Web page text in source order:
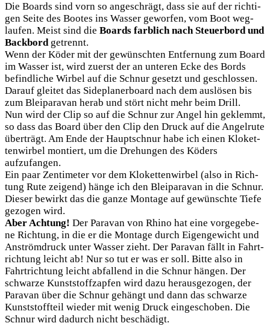
Die Boards sind vorn so ange­schrägt, dass sie auf der rich­ti­
gen Sei­te des Boo­tes ins Was­ser gewor­fen, vom Boot weg­
lau­fen. Meist sind die Boards farb­lich nach Steu­er­bord und
Back­bordgetrennt.
Wenn der Köder mit der gewünsch­ten Ent­fer­nung zum Board
im Was­ser ist, wird zuerst der an unte­ren Ecke des Bords
befind­li­che Wir­bel auf die Schnur gesetzt und geschlos­sen.
Dar­auf glei­tet das Side­pla­ner­board nach dem aus­lö­sen bis
zum Blei­pa­ra­van her­ab und stört nicht mehr beim Drill.
Nun wird der Clip so auf die Schnur zur Angel hin geklemmt,
so dass das Board über den Clip den Druck auf die Angel­ru­te
über­trägt. Am Ende der Haupt­schnur habe ich einen Klo­ket­
ten­wir­bel mon­tiert, um die Dre­hun­gen des Köders
aufzufangen.
Ein paar Zen­ti­me­ter vor dem Klo­ket­ten­wir­bel (also in Rich­
tung Rute zei­gend) hän­ge ich den Blei­pa­ra­van in die Schnur.
Die­ser bewirkt das die gan­ze Mon­ta­ge auf gewünsch­te Tie­fe
gezo­gen wird.
Aber Ach­tung! Der Para­van von Rhi­no hat eine vor­ge­ge­be­
ne Rich­tung, in die er die Mon­ta­ge durch Eigen­ge­wicht und
Anström­druck unter Was­ser zieht. Der Para­van fällt in Fahrt­
rich­tung leicht ab! Nur so tut er was er soll. Bit­te also in
Fahrt­rich­tung leicht abfal­lend in die Schnur hän­gen. Der
schwar­ze Kunst­stoff­zap­fen wird dazu her­aus­ge­zo­gen, der
Para­van über die Schnur gehängt und dann das schwar­ze
Kunst­stoff­teil wie­der mit wenig Druck ein­ge­scho­ben. Die
Schnur wird dadurch nicht beschädigt.